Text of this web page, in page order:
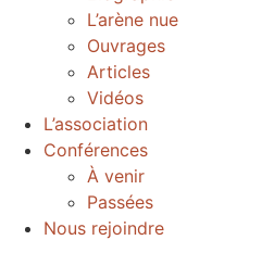
L’arène nue
Ouvrages
Articles
Vidéos
L’association
Conférences
À venir
Passées
Nous rejoindre